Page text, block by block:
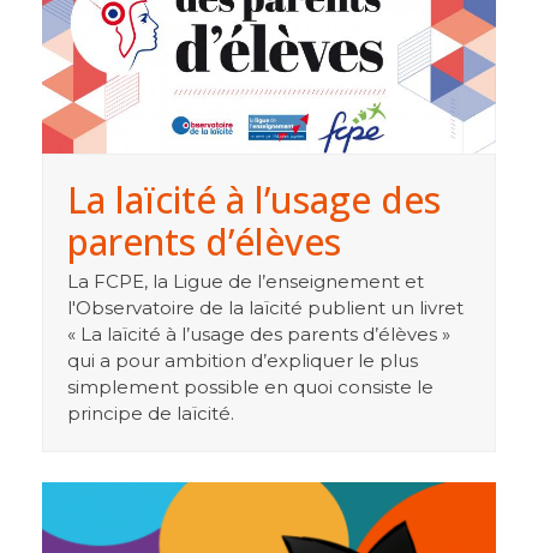
La laïcité à l’usage des
parents d’élèves
La FCPE, la Ligue de l’enseignement et
l'Observatoire de la laïcité publient un livret
« La laïcité à l’usage des parents d’élèves »
qui a pour ambition d’expliquer le plus
simplement possible en quoi consiste le
principe de laïcité.